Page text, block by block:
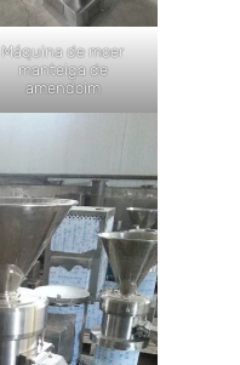
Máquina de moer
manteiga de
amendoim